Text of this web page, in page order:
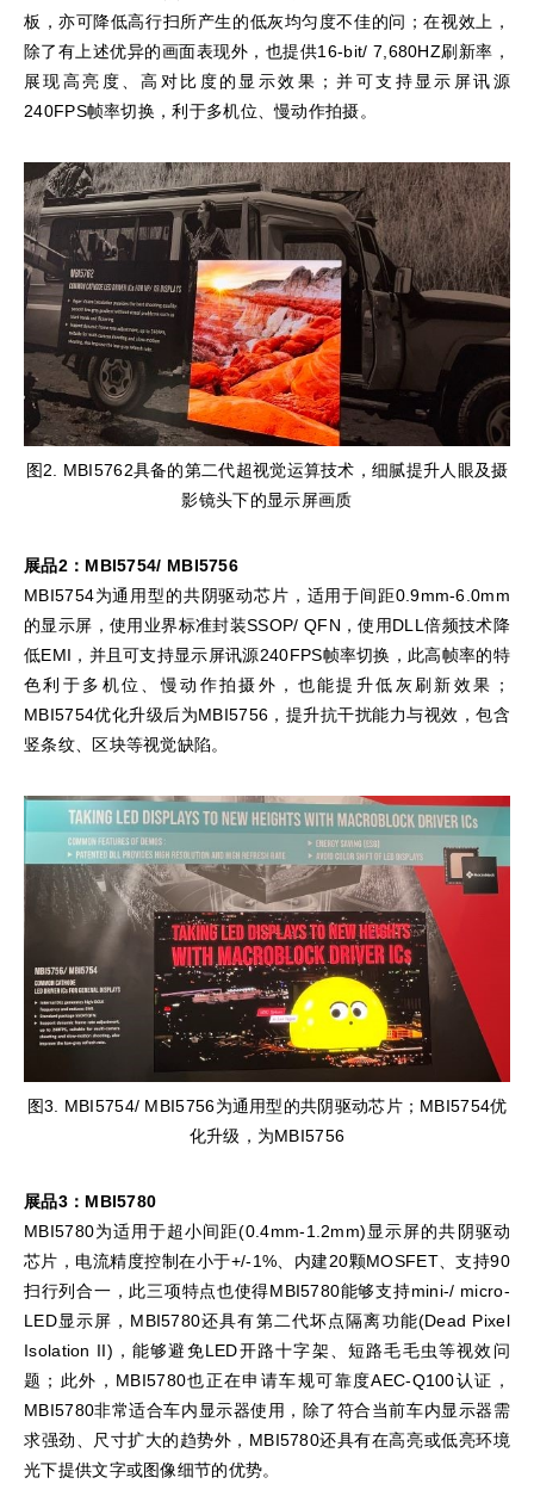
板，亦可降低高行扫所产生的低灰均匀度不佳的问；在视效上，
除了有上述优异的画面表现外，也提供16-bit/ 7,680HZ刷新率，
展现高亮度、高对比度的显示效果；并可支持显示屏讯源
240FPS帧率切换，利于多机位、慢动作拍摄。
图2. MBI5762具备的第二代超视觉运算技术，细腻提升人眼及摄
影镜头下的显示屏画质
展品2：MBI5754/ MBI5756
MBI5754为通用型的共阴驱动芯片，适用于间距0.9mm-6.0mm
的显示屏，使用业界标准封装SSOP/ QFN，使用DLL倍频技术降
低EMI，并且可支持显示屏讯源240FPS帧率切换，此高帧率的特
色利于多机位、慢动作拍摄外，也能提升低灰刷新效果；
MBI5754优化升级后为MBI5756，提升抗干扰能力与视效，包含
竖条纹、区块等视觉缺陷。
图3. MBI5754/ MBI5756为通用型的共阴驱动芯片；MBI5754优
化升级，为MBI5756
展品3：MBI5780
MBI5780为适用于超小间距(0.4mm-1.2mm)显示屏的共阴驱动
芯片，电流精度控制在小于+/-1%、内建20颗MOSFET、支持90
扫行列合一，此三项特点也使得MBI5780能够支持mini-/ micro-
LED显示屏，MBI5780还具有第二代坏点隔离功能(Dead Pixel
Isolation II)，能够避免LED开路十字架、短路毛毛虫等视效问
题；此外，MBI5780也正在申请车规可靠度AEC-Q100认证，
MBI5780非常适合车内显示器使用，除了符合当前车内显示器需
求强劲、尺寸扩大的趋势外，MBI5780还具有在高亮或低亮环境
光下提供文字或图像细节的优势。